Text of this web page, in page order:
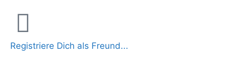
Registriere Dich als Freund...